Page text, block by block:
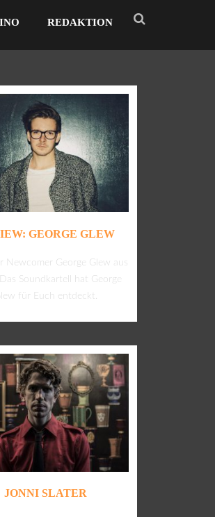
REDAKTION
GEORGE GLEW
Newcomer George Glew aus
Soundkartell hat George
für Euch entdeckt.
JONNI SLATER